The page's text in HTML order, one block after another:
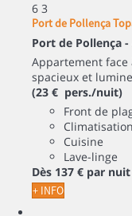
6 3
Port de Pollença
Port de Pollença -
Appartement face
spacieux et
(23 € pers./nuit)
Front de
Climatisation
Cuisine
Lave-linge
Dès 137 € par nuit
+ INFO